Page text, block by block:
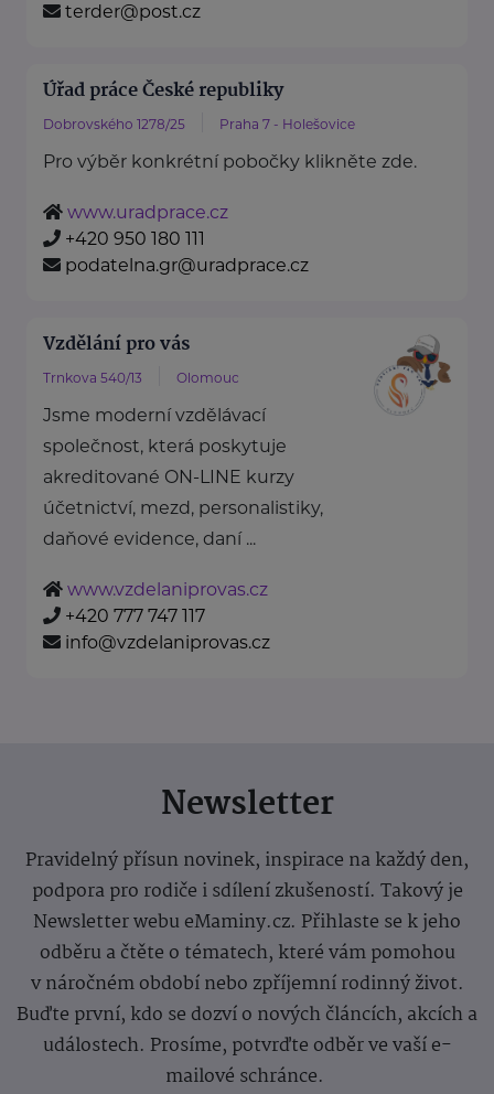
terder@post.cz
Úřad práce České republiky
Dobrovského 1278/25 Praha 7 - Holešovice
Pro výběr konkrétní pobočky klikněte zde.
www.uradprace.cz
+420 950 180 111
podatelna.gr@uradprace.cz
Vzdělání pro vás
Trnkova 540/13 Olomouc
Jsme moderní vzdělávací
společnost, která poskytuje
akreditované ON-LINE kurzy
účetnictví, mezd, personalistiky,
daňové evidence, daní ...
www.vzdelaniprovas.cz
+420 777 747 117
info@vzdelaniprovas.cz
Newsletter
Pravidelný přísun novinek, inspirace na každý den,
podpora pro rodiče i sdílení zkušeností. Takový je
Newsletter webu eMaminy.cz. Přihlaste se k jeho
odběru a čtěte o tématech, které vám pomohou
v náročném období nebo zpříjemní rodinný život.
Buďte první, kdo se dozví o nových článcích, akcích a
událostech. Prosíme, potvrďte odběr ve vaší e-
mailové schránce.